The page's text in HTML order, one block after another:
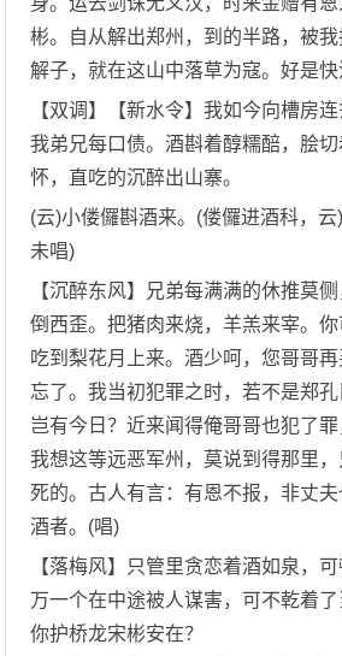
彬。自从解出郑州，到的半路，被
解子，就在这山中落草为寇。好是
【双调】【新水令】我如今向槽房
我弟兄每口债。酒斟着醇糯醅，脍
怀，直吃的沉醉出山寨。
(云)小偻儸斟酒来。(偻儸进酒科，
未唱)
【沉醉东风】兄弟每满满的休推莫
倒西歪。把猪肉来烧，羊羔来宰。
吃到梨花月上来。酒少呵，您哥哥
忘了。我当初犯罪之时，若不是郑孔
岂有今日？近来闻得俺哥哥也犯了罪
我想这等远恶军州，莫说到得那里
死的。古人有言：有恩不报，非丈
酒者。(唱)
【落梅风】只管里贪恋着酒如泉，
万一个在中途被人谋害，可不乾着
你护桥龙宋彬安在？